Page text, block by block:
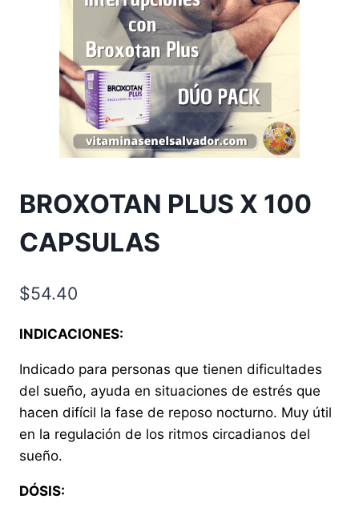
BROXOTAN PLUS X 100
CAPSULAS
$54.40
INDICACIONES:
Indicado para personas que tienen dificultades
del sueño, ayuda en situaciones de estrés que
hacen difícil la fase de reposo nocturno. Muy útil
en la regulación de los ritmos circadianos del
sueño.
DÓSIS: